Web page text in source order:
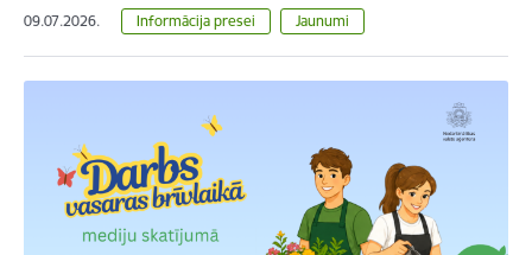
09.07.2026. Informācija presei Jaunumi